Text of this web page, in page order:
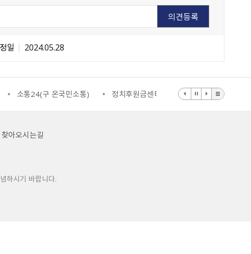
일 2024.05.28
소통24(구 온국민소통) 정치후원금센터 부동산거래질서교란
찾아오시는길
하시기 바랍니다.